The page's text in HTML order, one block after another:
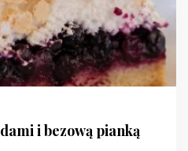
i bezową pianką